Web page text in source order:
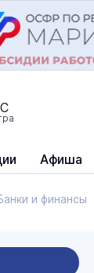
Афиша
и финансы